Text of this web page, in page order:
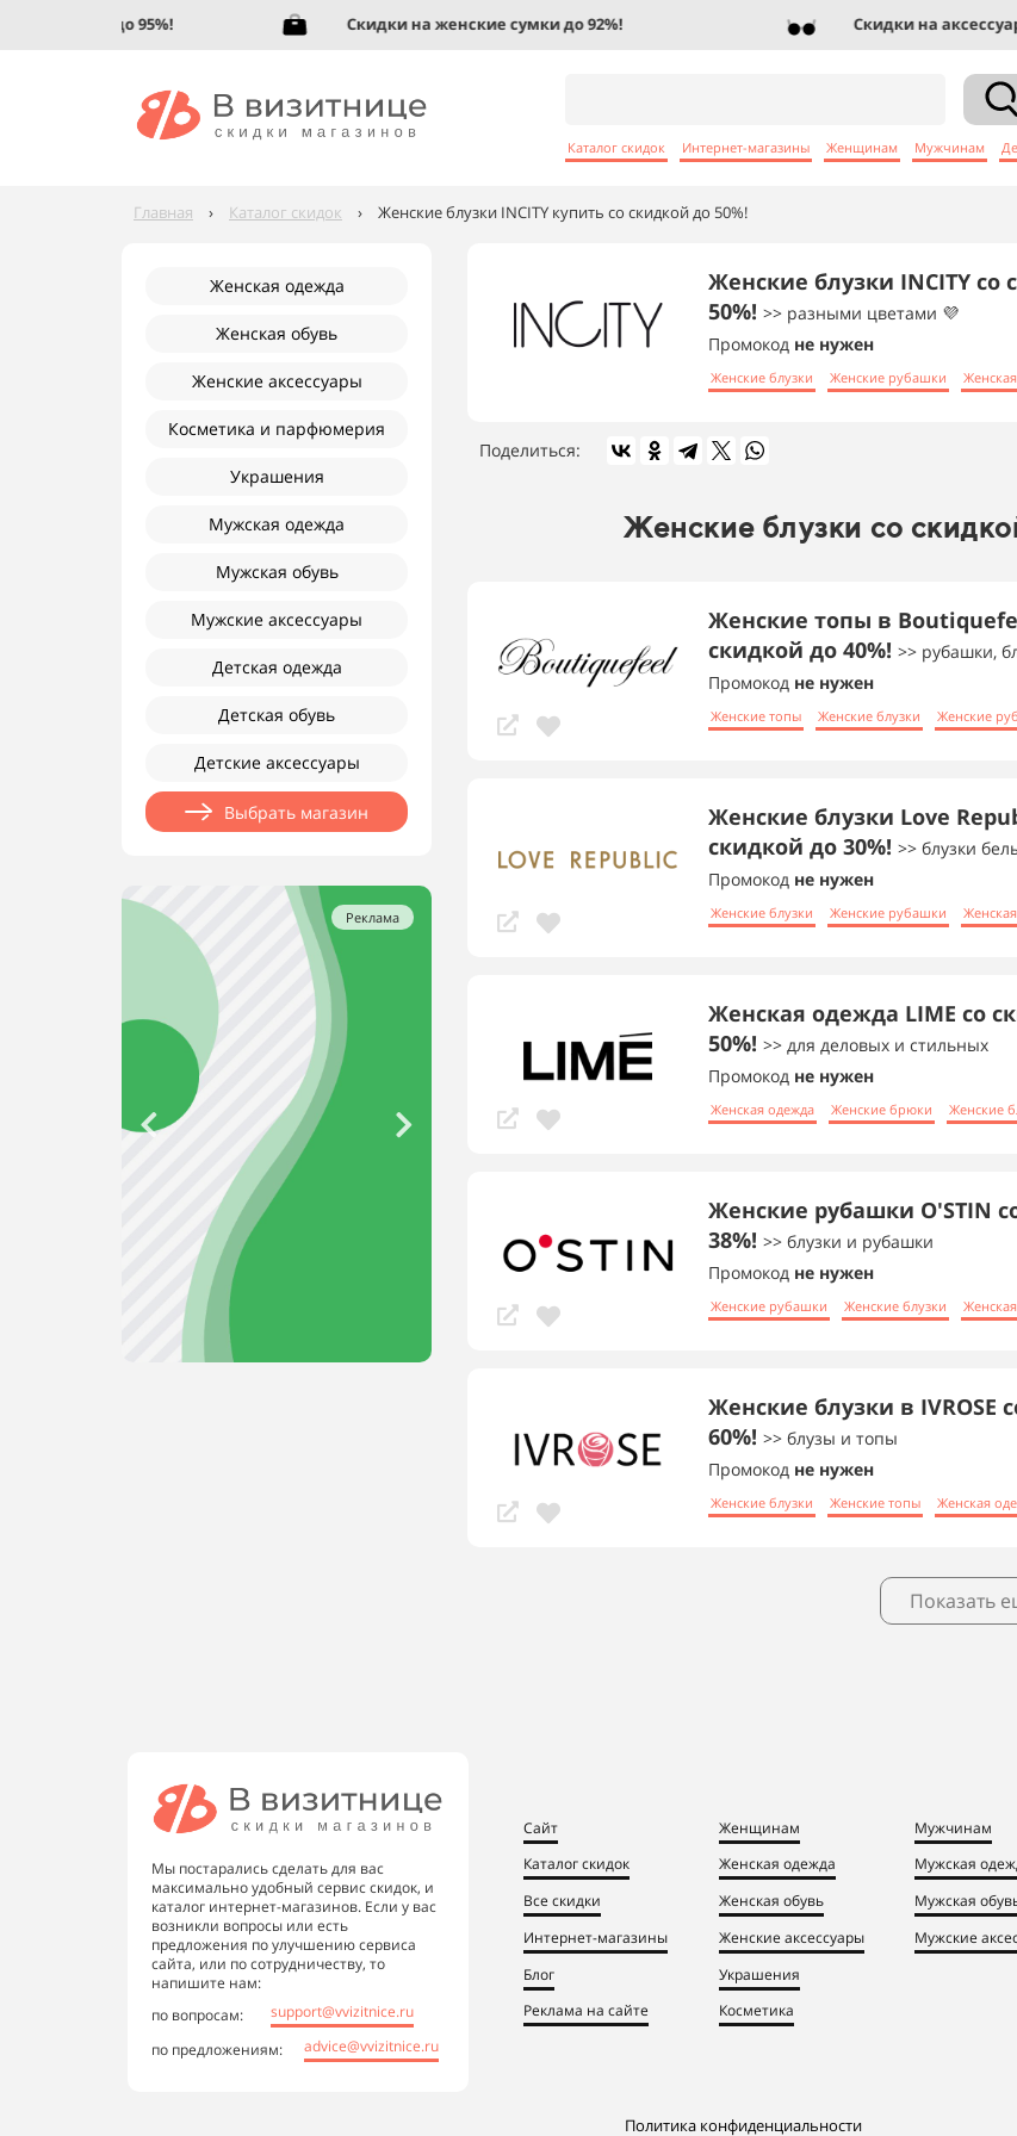
обувь до 95%! Скидки на женские сумки до 92%! Скидки на аксессуары
Каталог скидок Интернет-магазины Женщинам Мужчинам
Главная › Каталог скидок › Женские блузки INCITY купить со скидкой до 50%!
Женская одежда
Женская обувь
Женские аксессуары
Косметика и парфюмерия
Украшения
Мужская одежда
Мужская обувь
Мужские аксессуары
Детская одежда
Детская обувь
Детские аксессуары
Выбрать магазин
Реклама
Женские блузки INCITY со
50%! >> разными цветами 💜
Промокод не нужен
Женские блузки Женские рубашки
Поделиться:
Женские блузки со
Женские топы в
скидкой до 40%! >> рубашки,
Промокод не нужен
Женские топы Женские блузки Женские
Женские блузки Love
скидкой до 30%! >> блузки
Промокод не нужен
Женские блузки Женские рубашки
Женская одежда LIME со
50%! >> для деловых и стильных
Промокод не нужен
Женская одежда Женские брюки Женские
Женские рубашки O'STIN
38%! >> блузки и рубашки
Промокод не нужен
Женские рубашки Женские блузки
Женские блузки в IVROSE
60%! >> блузы и топы
Промокод не нужен
Женские блузки Женские топы Женская
Показать
Мы постарались сделать для вас
максимально удобный сервис скидок, и
каталог интернет-магазинов. Если у вас
возникли вопросы или есть
предложения по улучшению сервиса
сайта, или по сотрудничеству, то
напишите нам:
по вопросам:
support@vvizitnice.ru
по предложениям:
advice@vvizitnice.ru
Сайт
Каталог скидок
Все скидки
Интернет-магазины
Блог
Реклама на сайте
Женщинам
Женская одежда
Женская обувь
Женские аксессуары
Украшения
Косметика
Мужчинам
Мужская
Мужская
Мужские
Политика конфиденциальности